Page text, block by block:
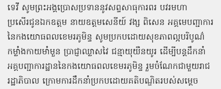
ទេវី សូមព្រះអង្គប្រោសប្រទាននូវសព្ទសាធុការពរ បវរមហា
ប្រសើរជូនឯកឧត្ដម នាយឧត្ដមសេនីយ៍ វង្ស ពិសេន អគ្គមេបញ្ជាការ
នៃកងយោធពលខេមរភូមិន្ទ សូមប្រកបដោយសុខភាពល្អបរិបូណ៌
កម្លាំងកាយមាំមួន ប្រាជ្ញាឈ្លាសវៃ ជន្មាយុយឺនយូរ ដើម្បីបន្តដឹកនាំ
អគ្គបញ្ជាការដ្ឋាននៃកងយោធពលខេមរភូមិន្ទ រួមចំណែកជាមួយរាជ
រដ្ឋាភិបាល ក្រោមការដឹកនាំប្រកបដោយគតិបណ្ឌិតរបស់សម្ដេច